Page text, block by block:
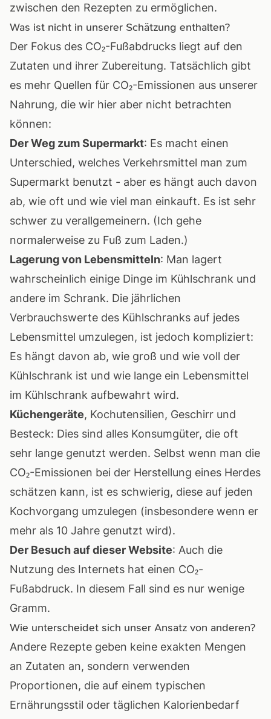
zwischen den Rezepten zu ermöglichen.
Was ist nicht in unserer Schätzung enthalten?
Der Fokus des CO₂-Fußabdrucks liegt auf den
Zutaten und ihrer Zubereitung. Tatsächlich gibt
es mehr Quellen für CO₂-Emissionen aus unserer
Nahrung, die wir hier aber nicht betrachten
können:
Der Weg zum Supermarkt: Es macht einen
Unterschied, welches Verkehrsmittel man zum
Supermarkt benutzt - aber es hängt auch davon
ab, wie oft und wie viel man einkauft. Es ist sehr
schwer zu verallgemeinern. (Ich gehe
normalerweise zu Fuß zum Laden.)
Lagerung von Lebensmitteln: Man lagert
wahrscheinlich einige Dinge im Kühlschrank und
andere im Schrank. Die jährlichen
Verbrauchswerte des Kühlschranks auf jedes
Lebensmittel umzulegen, ist jedoch kompliziert:
Es hängt davon ab, wie groß und wie voll der
Kühlschrank ist und wie lange ein Lebensmittel
im Kühlschrank aufbewahrt wird.
Küchengeräte, Kochutensilien, Geschirr und
Besteck: Dies sind alles Konsumgüter, die oft
sehr lange genutzt werden. Selbst wenn man die
CO₂-Emissionen bei der Herstellung eines Herdes
schätzen kann, ist es schwierig, diese auf jeden
Kochvorgang umzulegen (insbesondere wenn er
mehr als 10 Jahre genutzt wird).
Der Besuch auf dieser Website: Auch die
Nutzung des Internets hat einen CO₂-
Fußabdruck. In diesem Fall sind es nur wenige
Gramm.
Wie unterscheidet sich unser Ansatz von anderen?
Andere Rezepte geben keine exakten Mengen
an Zutaten an, sondern verwenden
Proportionen, die auf einem typischen
Ernährungsstil oder täglichen Kalorienbedarf